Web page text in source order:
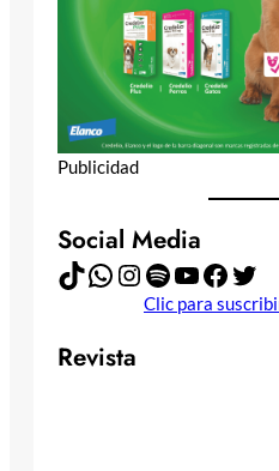
Publicidad
Social Media
TikTok WhatsApp Instagram Spotify YouTube Facebook Twitter
Clic para
Revista